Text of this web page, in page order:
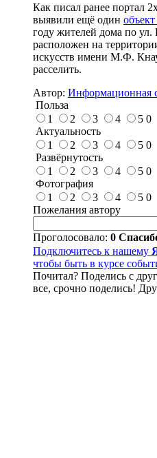
Как писал ранее портал
выявили ещё один
году жителей дома по ул.
расположен на
искусств имени М.Ф.
расселить.
Автор: Информационная
Польза
1
2 3 4 5 0
Актуальность
1
2 3 4 5 0
Развёрнутость
1
2 3 4 5 0
Фотография
1
2 3 4 5 0
Пожелания автору
Проголосовало: 0
Подключитесь к нашему
чтобы быть в курсе
Почитал? Поделись с
все, срочно поделись!